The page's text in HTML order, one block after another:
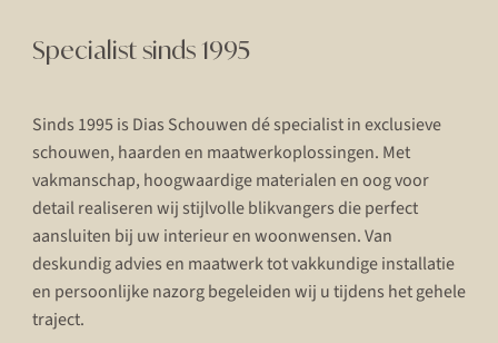
Specialist sinds 1995
Sinds 1995 is Dias Schouwen dé specialist in exclusieve
schouwen, haarden en maatwerkoplossingen. Met
vakmanschap, hoogwaardige materialen en oog voor
detail realiseren wij stijlvolle blikvangers die perfect
aansluiten bij uw interieur en woonwensen. Van
deskundig advies en maatwerk tot vakkundige installatie
en persoonlijke nazorg begeleiden wij u tijdens het gehele
traject.